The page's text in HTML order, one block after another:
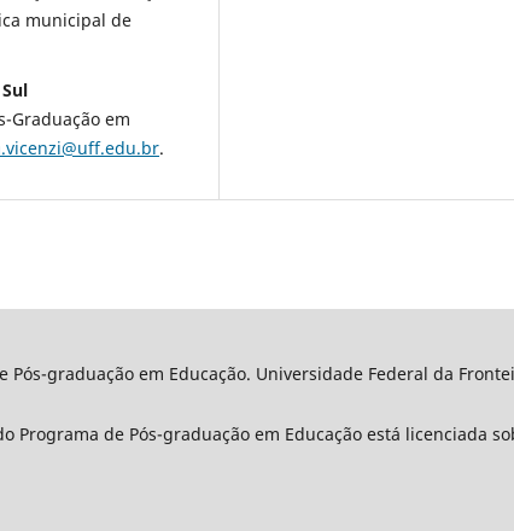
municipal de
Graduação em
.
graduação em Educação. Universidade Federal da
Programa de Pós-graduação em Educação está licenciada